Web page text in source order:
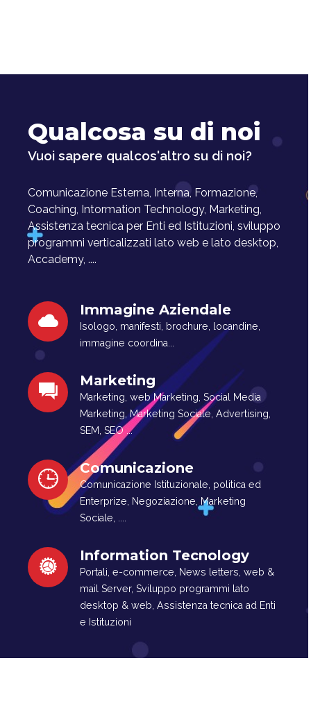
Qualcosa su di noi
Vuoi sapere qualcos'altro su di noi?
Comunicazione Esterna, Interna, Formazione,
Coaching, Intormation Technology, Marketing,
Assistenza tecnica per Enti ed Istituzioni, sviluppo
programmi verticalizzati lato web e lato desktop,
Accademy, ....
Immagine Aziendale
Isologo, manifesti, brochure, locandine,
immagine coordina...
Marketing
Marketing, web Marketing, Social Media
Marketing, Marketing Sociale, Advertising,
SEM, SEO ...
Comunicazione
Comunicazione Istituzionale, politica ed
Enterprize, Negoziazione, Marketing
Sociale, ....
Information Tecnology
Portali, e-commerce, News letters, web &
mail Server, Sviluppo programmi lato
desktop & web, Assistenza tecnica ad Enti
e Istituzioni